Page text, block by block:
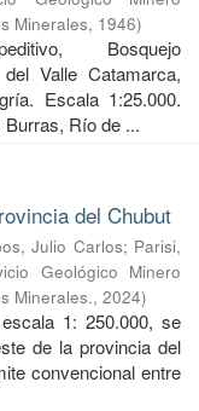
Minerales, 1946)
Bosquejo
Valle Catamarca,
Escala 1:25.000.
Río de ...
del Chubut
Julio Carlos; Parisi,
Geológico Minero
Minerales., 2024)
1: 250.000, se
de la provincia del
convencional entre